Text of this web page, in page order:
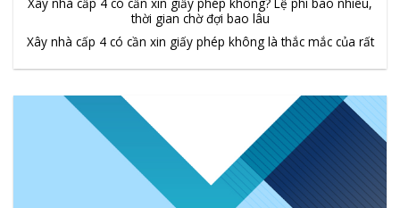
thời gian chờ đợi bao lâu
Xây nhà cấp 4 có cần xin giấy phép không là thắc mắc của rất